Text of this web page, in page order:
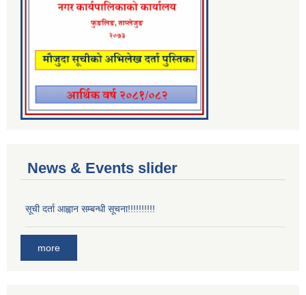
News & Events slider
सूची दर्ता आह्वान सम्बन्धी सूचना!!!!!!!!!!
more